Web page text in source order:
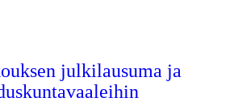
julkilausuma ja